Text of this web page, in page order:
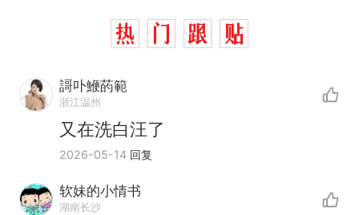
謌卟鯾菂範
浙江温州
又在洗白汪了
2026-05-14 回复
软妹的小情书
湖南长沙